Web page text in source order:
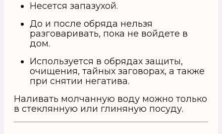
Несется запазухой.
До и после обряда нельзя
разговаривать, пока не войдете в
дом.
Используется в обрядах защиты,
очищения, тайных заговорах, а также
при снятии негатива.
Наливать молчанную воду можно только
в стеклянную или глиняную посуду.